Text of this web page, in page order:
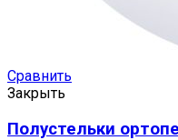
Сравнить
Закрыть
Полустельки